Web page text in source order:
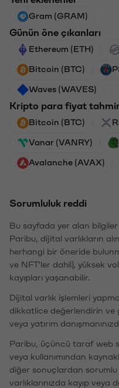
Gram (GRAM)
Günün öne çıkanları
Ethereum (ETH)
Bitcoin (BTC)
Waves (WAVES)
Kripto para fiyat
Bitcoin (BTC)
Vanar (VANRY)
Avalanche (AVAX)
Sorumluluk reddi
Bu sayfada yer alan bilgiler
Paribu, dijital varlıkların
herhangi bir öneride
ve NFT'ler dahil), yüksek
kayıpları yaşanabilir.
Dijital varlık işlemleri
dikkatlice değerlendirin ve
veya yatırım
Paribu, üçüncü taraf web
veya kullanımından
diğer sonuçlardan sorumlu
varlıklarınızda kayıp veya